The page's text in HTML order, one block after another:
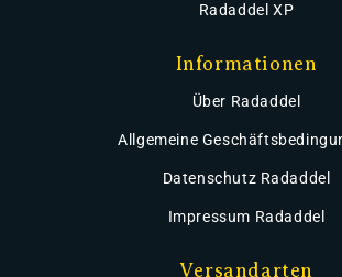
Radaddel XP
Informationen
Über Radaddel
Allgemeine
Datenschutz Radaddel
Impressum Radaddel
Versandarten